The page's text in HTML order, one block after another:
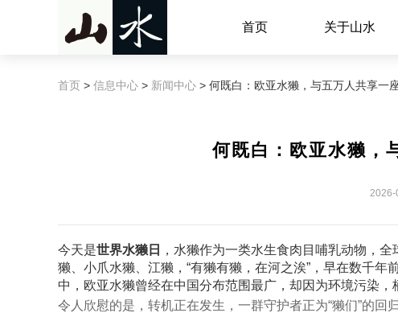
首页 关于山水
首页 > 信息中心 > 新闻中心 > 何既白：欧亚水獭，与五万人共享一
何既白：欧亚水獭，
2026-
今天是世界水獭日 ，水獭作为一类水生食肉目哺乳动物，
獭 、小爪水獭、江獭，“有獭有獭，在河之涘”，早在数千
中，欧亚水獭曾经在中国分布范围最广，却因为环境污染
令人欣慰的是，转机正在发生，一群守护者正为“獭们”的回